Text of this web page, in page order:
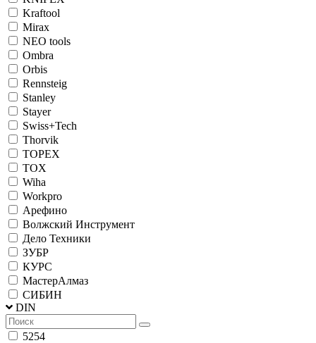
Kraftool
Mirax
NEO tools
Ombra
Orbis
Rennsteig
Stanley
Stayer
Swiss+Tech
Thorvik
TOPEX
TOX
Wiha
Workpro
Арефино
Волжский Инструмент
Дело Техники
ЗУБР
КУРС
МастерАлмаз
СИБИН
DIN
5254